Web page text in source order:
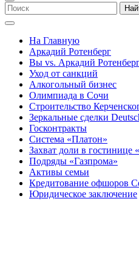
На Главную
Аркадий Ротенберг
Вы vs. Аркадий
Уход от санкций
Алкогольный бизнес
Олимпиада в Сочи
Строительство
Зеркальные сделки
Госконтракты
Система «Платон»
Захват доли в гостинице
Подряды «Газпрома»
Активы семьи
Кредитование офшоров
Юридическое заключение